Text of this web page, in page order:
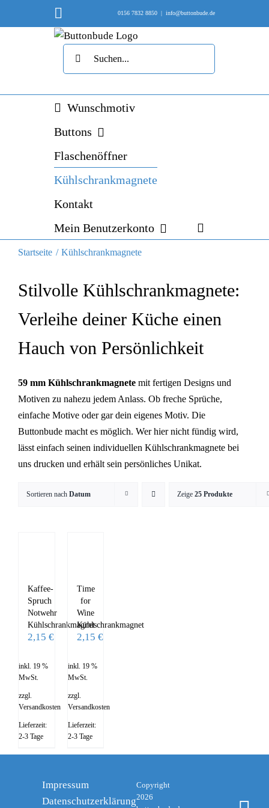
Instagram0156 7832 8850 | info@buttonbude.de
Wunschmotiv
Buttons
Flaschenöffner
Kühlschrankmagnete
Kontakt
Mein Benutzerkonto
Startseite Kühlschrankmagnete
Stilvolle Kühlschrankmagnete:
Verleihe deiner Küche einen
Hauch von Persönlichkeit
59 mm Kühlschrankmagnete mit fertigen Designs und
Motiven zu nahezu jedem Anlass. Ob freche Sprüche,
einfache Motive oder gar dein eigenes Motiv. Die
Buttonbude macht es möglich. Wer hier nicht fündig wird,
lässt einfach seinen individuellen Kühlschrankmagnete bei
uns drucken und erhält sein persönliches Unikat.
Sortieren nach Datum Zeige 25 Produkte
Kaffee-
Spruch
Notwehr
Kühlschrankmagnet
2,15 €
inkl. 19 %
MwSt.
zzgl.
Versandkosten
Lieferzeit:
2-3 Tage
Time
for
Wine
Kühlschrankmagnet
2,15 €
inkl. 19 %
MwSt.
zzgl.
Versandkosten
Lieferzeit:
2-3 Tage
Impressum
Datenschutzerklärung
Copyright
2026